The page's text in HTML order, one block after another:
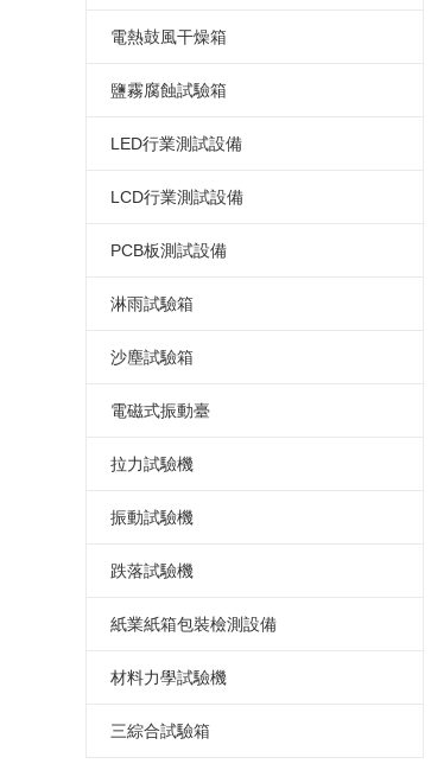
恒溫恒濕箱價格
恒溫恒濕箱廠家
UV光老化試驗箱
簡單恒溫恒濕箱
實惠型恒溫恒濕箱
簡易式恒溫恒濕箱
UV紫外線老化測試儀
濕熱老化試驗箱
高溫老化試驗箱
氙弧燈老化試驗箱
蒸汽老化試驗箱
換氣老化試驗箱
高溫老化箱
電熱鼓風干燥箱
高溫烤箱
電熱鼓風干燥箱
指針式電熱鼓風干燥箱
真空干燥箱
電熱恒溫干燥箱
高溫馬弗爐
鹽霧腐蝕試驗箱
標準型鹽水噴霧試驗箱
連續式鹽霧腐蝕試驗箱
可程式鹽水噴霧試驗機
LED行業測試設備
LED高低溫試驗箱
LED高低溫濕熱試驗箱
LED高低溫濕熱老化試驗箱
LED恒溫恒濕試驗箱
LED高低溫冷熱沖擊試驗箱
LED高低溫沖擊試驗箱
LED高溫老化箱
LED紫外光老化試驗箱
LED步入式恒溫恒濕試驗室
LED高溫老化房
LCD行業測試設備
LCD高低溫試驗箱
LCD高低溫濕熱試驗箱
LCD濕熱老化試驗箱
LCD恒溫恒濕試驗箱
LCD冷熱沖擊試驗箱
LCD高低溫沖擊試驗箱
LCD高溫老化箱
LCD紫外光老化試驗箱
LCD步入式恒溫恒濕試驗室
LCD高溫老化房
PCB板測試設備
PCB高低溫測試箱
PCB電路板濕熱老化試驗箱
PCB板恒溫恒濕試驗箱
PCB板冷熱沖擊試驗箱
電路板高低溫沖擊試驗箱
PCB電路板高溫老化箱
電路板紫外光老化試驗箱
PCB板步入式恒溫恒濕試驗室
PCB電路板高溫老化房
淋雨試驗箱
淋雨試驗箱
沙塵試驗箱
沙塵試驗箱
電磁式振動臺
電磁振動臺
電磁吸合式振動臺
垂直水平振動試驗機
電腦式電磁振動臺
四度空間一體振動臺
六度空間一體振動臺
拉力試驗機
桌上型拉力試驗機
微電腦拉力試驗機
電腦式拉力試驗機
伺服控制拉力試驗機
高低溫拉力試驗機
振動試驗機
模擬運輸振動試驗臺
機械振動試驗機
電磁式掃頻振動臺
跌落試驗機
單臂跌落試驗機
雙臂跌落試驗機
自由跌落試驗機
紙業紙箱包裝檢測設備
紙箱抗壓試驗機
破裂強度試驗機
材料力學試驗機
鞋材檢測試驗機
三綜合試驗箱